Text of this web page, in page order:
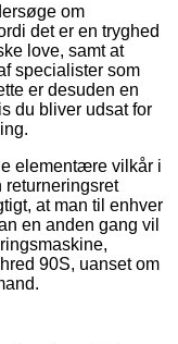
om
det er en tryghed
love, samt at
specialister som
er desuden en
du bliver udsat for
elementære vilkår i
returneringsret
at man til enhver
en anden gang vil
90S, uanset om